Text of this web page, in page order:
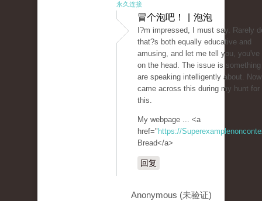
永久连接
冒个泡吧！ | 泡泡
I?m impressed, I must say. Rarely
that?s both equally educative and
amusing, and let me tell you, you've
on the head. The issue is
are speaking intelligently about.
came across this during my hunt for
this.
My webpage ... <a
href=" https://
Bread</a>
回复
Anonymous (未验证)